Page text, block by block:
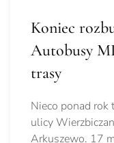
Koniec
Autobusy
trasy
Nieco ponad rok
ulicy
Arkuszewo. 17